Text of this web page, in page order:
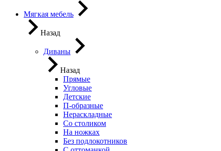
Мягкая мебель
Назад
Диваны
Назад
Прямые
Угловые
Детские
П-образные
Нераскладные
Со столиком
На ножках
Без подлокотников